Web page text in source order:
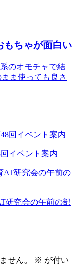
もちゃが面白い
のオモチャで結
ま使っても良さ
イベント案内
研究会の午前の部
せん。 ※ が付い